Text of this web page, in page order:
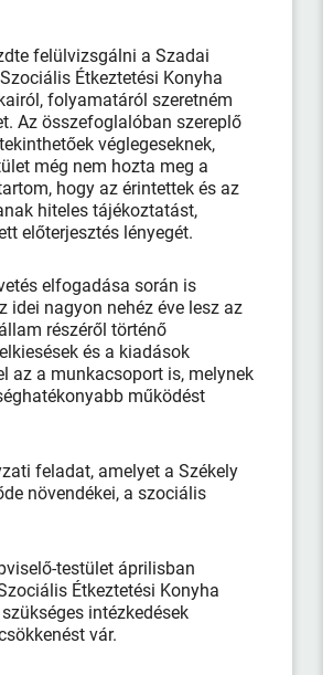
felülvizsgálni a Szadai
Étkeztetési Konyha
folyamatáról szeretném
Az összefoglalóban szereplő
véglegeseknek,
még nem hozta meg a
hogy az érintettek és az
hiteles tájékoztatást,
előterjesztés lényegét.
elfogadása során is
idei nagyon nehéz éve lesz az
részéről történő
és a kiadások
az a munkacsoport is, melynek
működést
feladat, amelyet a Székely
növendékei, a szociális
testület áprilisban
Étkeztetési Konyha
intézkedések
vár.